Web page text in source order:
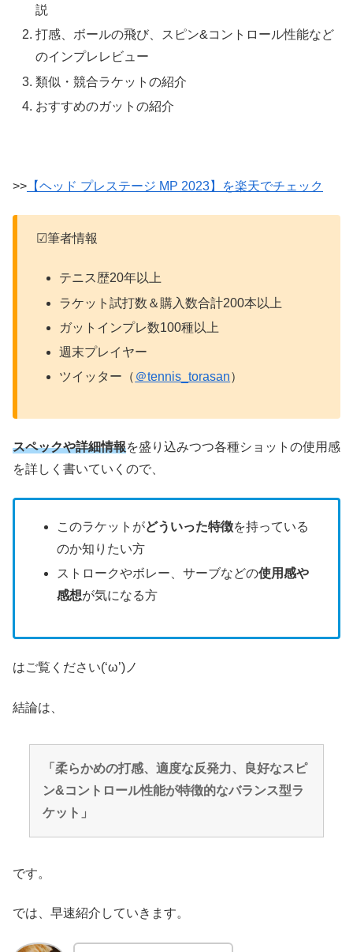
説
打感、ボールの飛び、スピン&コントロール性能など
のインプレレビュー
類似・競合ラケットの紹介
おすすめのガットの紹介
>> 【ヘッド プレステージ MP 2023】を楽天でチェック
☑筆者情報
テニス歴20年以上
ラケット試打数＆購入数合計200本以上
ガットインプレ数100種以上
週末プレイヤー
ツイッター（ ＠tennis_torasan）
スペックや詳細情報を盛り込みつつ各種ショットの使用感
を詳しく書いていくので、
このラケットがどういった特徴を持っている
のか知りたい方
ストロークやボレー、サーブなどの使用感や
感想が気になる方
はご覧ください(‘ω’)ノ
結論は、
「柔らかめの打感、適度な反発力、良好なスピ
ン&コントロール性能が特徴的なバランス型ラ
ケット」
です。
では、早速紹介していきます。